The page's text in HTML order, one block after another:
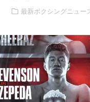
最新ボクシングニュー